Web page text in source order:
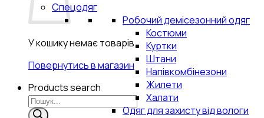
У кошику немає товарів.
Повернутись в магазин
Products search
Спецодяг
Робочий демісезонний одяг
Костюми
Куртки
Штани
Напівкомбінезони
Жилети
Халати
Одяг для захисту від вологи